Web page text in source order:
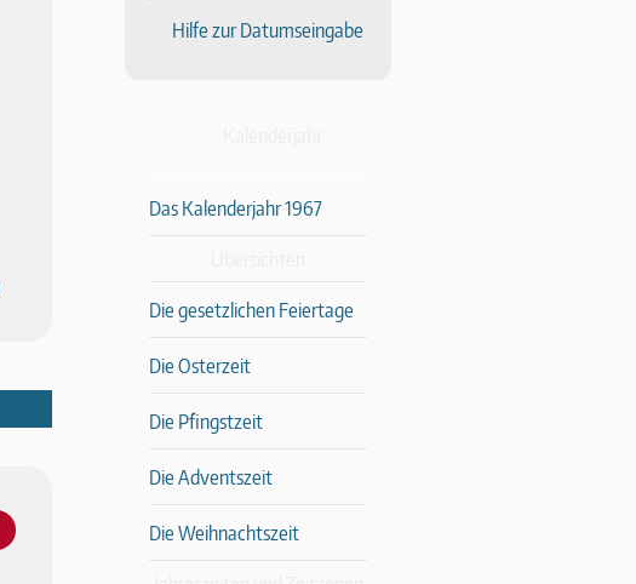
Hilfe zur Datumseingabe
Das Kalenderjahr 1967
Die gesetzlichen Feiertage
Die Osterzeit
Die Pfingstzeit
Die Adventszeit
Die Weihnachtszeit